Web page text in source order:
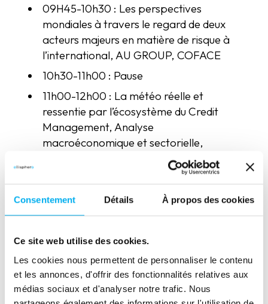
Consentement Détails À propos des cookies
Ce site web utilise des cookies.
Les cookies nous permettent de personnaliser le contenu
et les annonces, d'offrir des fonctionnalités relatives aux
médias sociaux et d'analyser notre trafic. Nous
09H45-10h30 : Les perspectives
mondiales à travers le regard de deux
acteurs majeurs en matière de risque à
l’international, AU GROUP, COFACE
10h30-11h00 : Pause
11h00-12h00 : La météo réelle et
ressentie par l’écosystème du Credit
Management, Analyse
macroéconomique et sectorielle,
comportement de paiement et ressenti
des Credit managers, et utilisation de la
data et audits dans la sensibilisation
interne avec ELLISPHERE
l’économie en 2025 et la situation des
entreprises par la BANQUE DE FRANCE
12h45-14h00 : Déjeuner
14h00-14h45 : La facturation